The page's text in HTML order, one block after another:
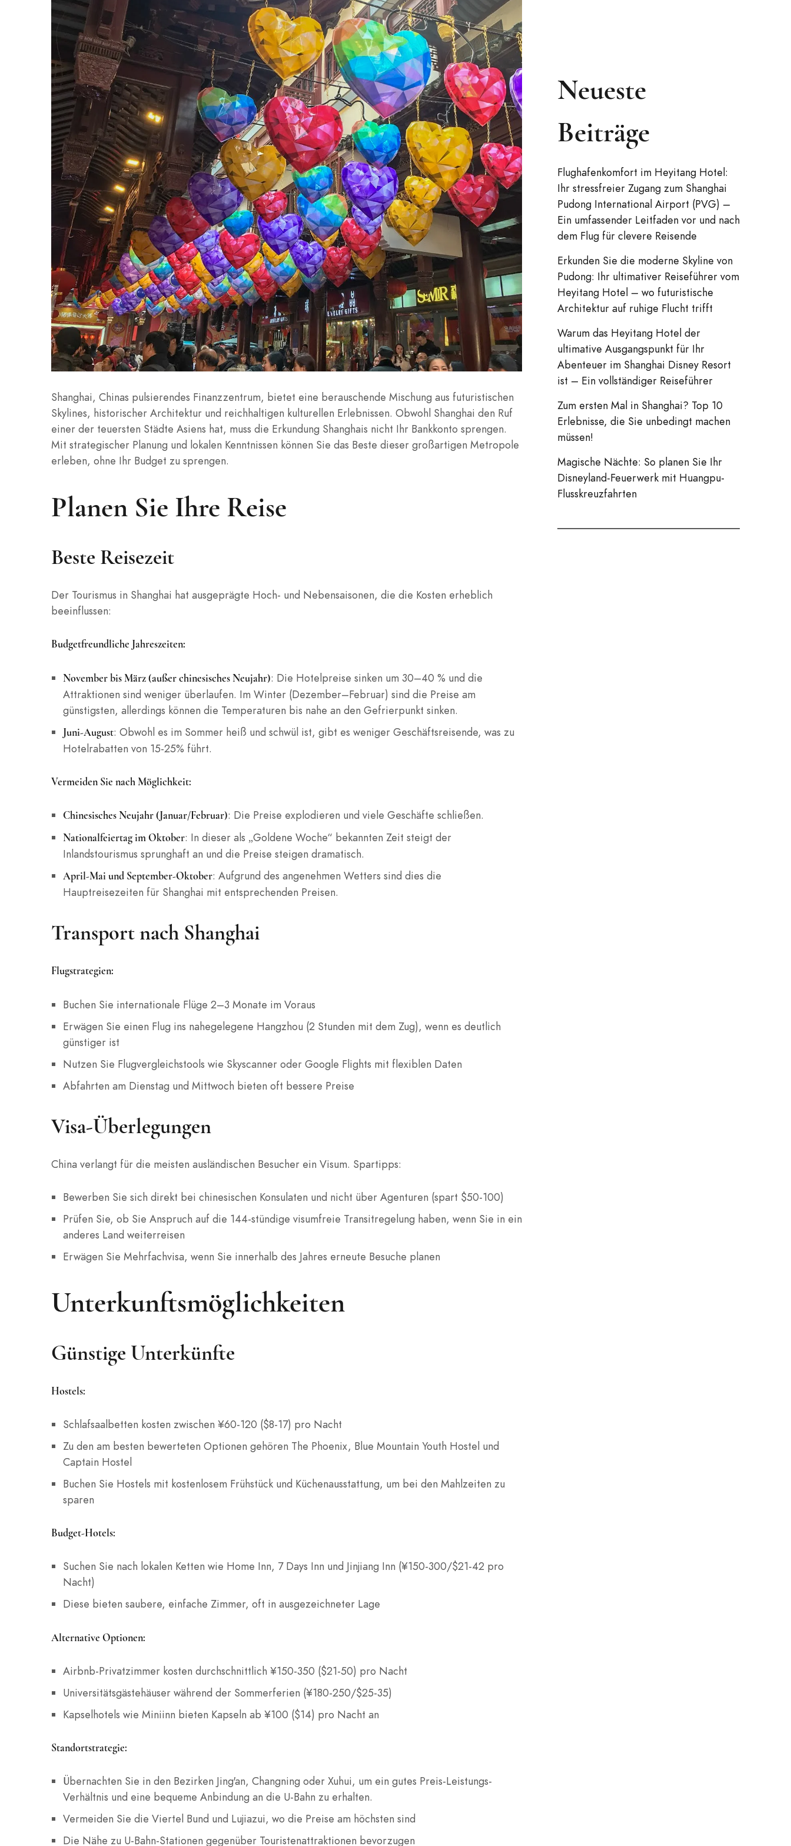
Shanghai, Chinas pulsierendes Finanzzentrum, bietet eine berauschende Mischung aus futuristischen
Skylines, historischer Architektur und reichhaltigen kulturellen Erlebnissen. Obwohl Shanghai den Ruf
einer der teuersten Städte Asiens hat, muss die Erkundung Shanghais nicht Ihr Bankkonto sprengen.
Mit strategischer Planung und lokalen Kenntnissen können Sie das Beste dieser großartigen Metropole
erleben, ohne Ihr Budget zu sprengen.
Planen Sie Ihre Reise
Beste Reisezeit
Der Tourismus in Shanghai hat ausgeprägte Hoch- und Nebensaisonen, die die Kosten erheblich
beeinflussen:
Budgetfreundliche Jahreszeiten:
November bis März (außer chinesisches Neujahr): Die Hotelpreise sinken um 30–40 % und die
Attraktionen sind weniger überlaufen. Im Winter (Dezember–Februar) sind die Preise am
günstigsten, allerdings können die Temperaturen bis nahe an den Gefrierpunkt sinken.
Juni-August: Obwohl es im Sommer heiß und schwül ist, gibt es weniger Geschäftsreisende, was zu
Hotelrabatten von 15-25% führt.
Vermeiden Sie nach Möglichkeit:
Chinesisches Neujahr (Januar/Februar): Die Preise explodieren und viele Geschäfte schließen.
Nationalfeiertag im Oktober: In dieser als „Goldene Woche“ bekannten Zeit steigt der
Inlandstourismus sprunghaft an und die Preise steigen dramatisch.
April-Mai und September-Oktober: Aufgrund des angenehmen Wetters sind dies die
Hauptreisezeiten für Shanghai mit entsprechenden Preisen.
Transport nach Shanghai
Flugstrategien:
Buchen Sie internationale Flüge 2–3 Monate im Voraus
Erwägen Sie einen Flug ins nahegelegene Hangzhou (2 Stunden mit dem Zug), wenn es deutlich
günstiger ist
Nutzen Sie Flugvergleichstools wie Skyscanner oder Google Flights mit flexiblen Daten
Abfahrten am Dienstag und Mittwoch bieten oft bessere Preise
Visa-Überlegungen
China verlangt für die meisten ausländischen Besucher ein Visum. Spartipps:
Bewerben Sie sich direkt bei chinesischen Konsulaten und nicht über Agenturen (spart $50-100)
Prüfen Sie, ob Sie Anspruch auf die 144-stündige visumfreie Transitregelung haben, wenn Sie in ein
anderes Land weiterreisen
Erwägen Sie Mehrfachvisa, wenn Sie innerhalb des Jahres erneute Besuche planen
Unterkunftsmöglichkeiten
Günstige Unterkünfte
Hostels:
Schlafsaalbetten kosten zwischen ¥60-120 ($8-17) pro Nacht
Zu den am besten bewerteten Optionen gehören The Phoenix, Blue Mountain Youth Hostel und
Captain Hostel
Buchen Sie Hostels mit kostenlosem Frühstück und Küchenausstattung, um bei den Mahlzeiten zu
sparen
Budget-Hotels:
Suchen Sie nach lokalen Ketten wie Home Inn, 7 Days Inn und Jinjiang Inn (¥150-300/$21-42 pro
Nacht)
Diese bieten saubere, einfache Zimmer, oft in ausgezeichneter Lage
Alternative Optionen:
Airbnb-Privatzimmer kosten durchschnittlich ¥150-350 ($21-50) pro Nacht
Universitätsgästehäuser während der Sommerferien (¥180-250/$25-35)
Kapselhotels wie Miniinn bieten Kapseln ab ¥100 ($14) pro Nacht an
Standortstrategie:
Übernachten Sie in den Bezirken Jing'an, Changning oder Xuhui, um ein gutes Preis-Leistungs-
Verhältnis und eine bequeme Anbindung an die U-Bahn zu erhalten.
Vermeiden Sie die Viertel Bund und Lujiazui, wo die Preise am höchsten sind
Die Nähe zu U-Bahn-Stationen gegenüber Touristenattraktionen bevorzugen
Neueste
Beiträge
Flughafenkomfort im Heyitang Hotel:
Ihr stressfreier Zugang zum Shanghai
Pudong International Airport (PVG) –
Ein umfassender Leitfaden vor und nach
dem Flug für clevere Reisende
Erkunden Sie die moderne Skyline von
Pudong: Ihr ultimativer Reiseführer vom
Heyitang Hotel – wo futuristische
Architektur auf ruhige Flucht trifft
Warum das Heyitang Hotel der
ultimative Ausgangspunkt für Ihr
Abenteuer im Shanghai Disney Resort
ist – Ein vollständiger Reiseführer
Zum ersten Mal in Shanghai? Top 10
Erlebnisse, die Sie unbedingt machen
müssen!
Magische Nächte: So planen Sie Ihr
Disneyland-Feuerwerk mit Huangpu-
Flusskreuzfahrten